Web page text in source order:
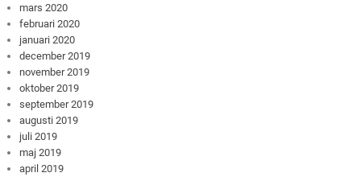
mars 2020
februari 2020
januari 2020
december 2019
november 2019
oktober 2019
september 2019
augusti 2019
juli 2019
maj 2019
april 2019